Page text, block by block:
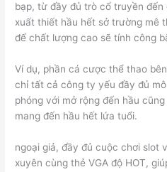
bạp, từ đầy đủ trò cổ truyền
xuất thiết hầu hết sở trường mê
để chất lượng cao sẽ tính công
Ví dụ, phần cá cược thể thao
chỉ tất cả công ty yếu đầy đủ
phóng với mở rộng đến hầu
mang đến hầu hết lứa tuổi.
ngoại giả, đầy đủ cuộc chơi slot
xuyên cùng thẻ VGA độ HOT,